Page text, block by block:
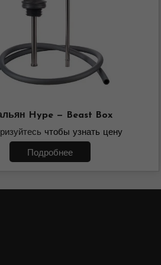
Hype — Beast Box
чтобы узнать цену
Подробнее